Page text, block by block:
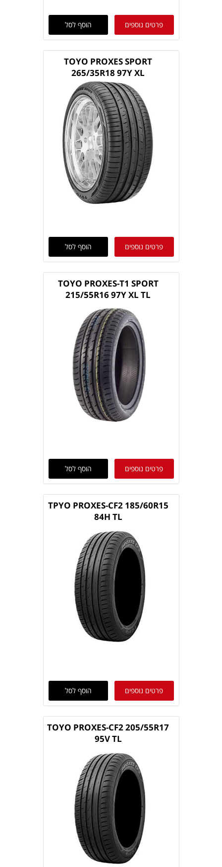
פרטים נוספים הוסף לסל
TOYO PROXES SPORT
265/35R18 97Y XL
פרטים נוספים הוסף לסל
TOYO PROXES-T1 SPORT
215/55R16 97Y XL TL
פרטים נוספים הוסף לסל
TPYO PROXES-CF2 185/60R15
84H TL
פרטים נוספים הוסף לסל
TOYO PROXES-CF2 205/55R17
95V TL